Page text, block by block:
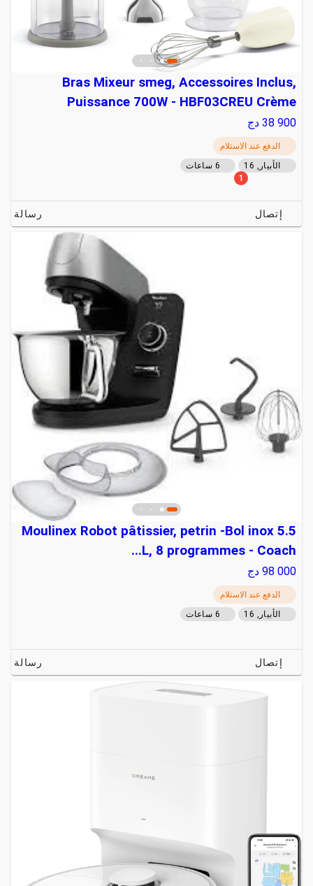
Bras Mixeur smeg, Accessoires Inclus,
Puissance 700W - HBF03CREU Crème
38 900 دج
الدفع عند الاستلام
الأبيار, 16
6 ساعات
1
إتصال رسالة
Moulinex Robot pâtissier, petrin -Bol inox 5.5
L, 8 programmes - Coach...
98 000 دج
الدفع عند الاستلام
الأبيار, 16
6 ساعات
إتصال رسالة